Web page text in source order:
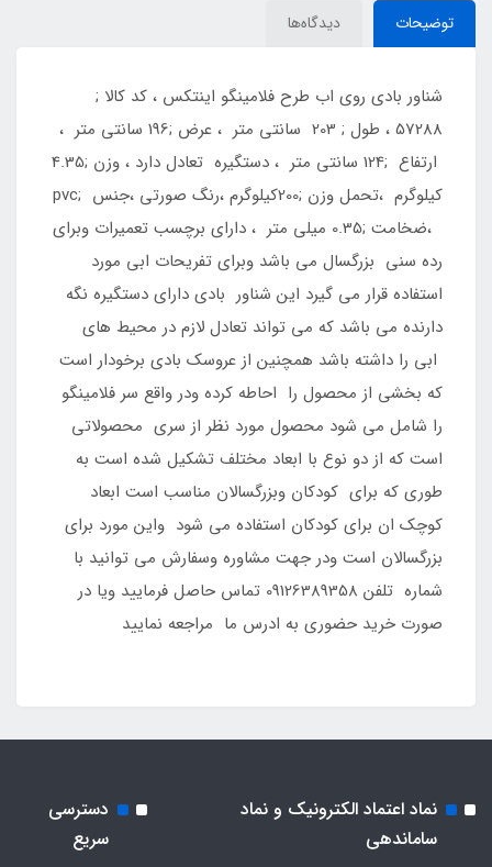
توضیحات دیدگاه‌ها
شناور بادی روی اب طرح فلامینگو اینتکس ، کد کالا ;
57288 ، طول ; 203 سانتی متر ، عرض ;196 سانتی متر ،
ارتفاع ;124 سانتی متر ، دستگیره تعادل دارد ، وزن ;4.35
کیلوگرم ،تحمل وزن ;200کیلوگرم ،رنگ صورتی ،جنس ;pvc
،ضخامت ;0.35 میلی متر ، دارای برچسب تعمیرات وبرای
رده سنی بزرگسال می باشد وبرای تفریحات ابی مورد
استفاده قرار می گیرد این شناور بادی دارای دستگیره نگه
دارنده می باشد که می تواند تعادل لازم در محیط های
ابی را داشته باشد همچنین از عروسک بادی برخودار است
که بخشی از محصول را احاطه کرده ودر واقع سر فلامینگو
را شامل می شود محصول مورد نظر از سری محصولاتی
است که از دو نوع با ابعاد مختلف تشکیل شده است به
طوری که برای کودکان وبزرگسالان مناسب است ابعاد
کوچک ان برای کودکان استفاده می شود واین مورد برای
بزرگسالان است ودر جهت مشاوره وسفارش می توانید با
شماره تلفن 09126389358 تماس حاصل فرمایید ویا در
صورت خرید حضوری به ادرس ما مراجعه نمایید
نماد اعتماد الکترونیک و نماد
ساماندهی
دسترسی
سریع